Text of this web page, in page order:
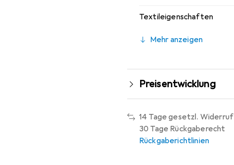
Textileigenschaften
Mehr anzeigen
Preisentwicklung
14 Tage gesetzl. Widerruf
30 Tage Rückgaberecht
Rückgaberichtlinien